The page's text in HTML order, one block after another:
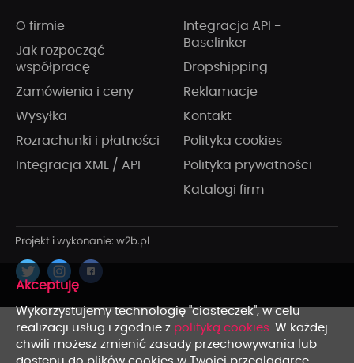
O firmie
Jak rozpocząć
współpracę
Zamówienia i ceny
Wysyłka
Rozrachunki i płatności
Integracja XML / API
Integracja API -
Baselinker
Dropshipping
Reklamacje
Kontakt
Polityka cookies
Polityka prywatności
Katalogi firm
x
Wykorzystujemy technologię "ciasteczek", w celu
realizacji usług i zgodnie z polityką cookies. W każdej
chwili możesz zmienić zasady przechowywania lub